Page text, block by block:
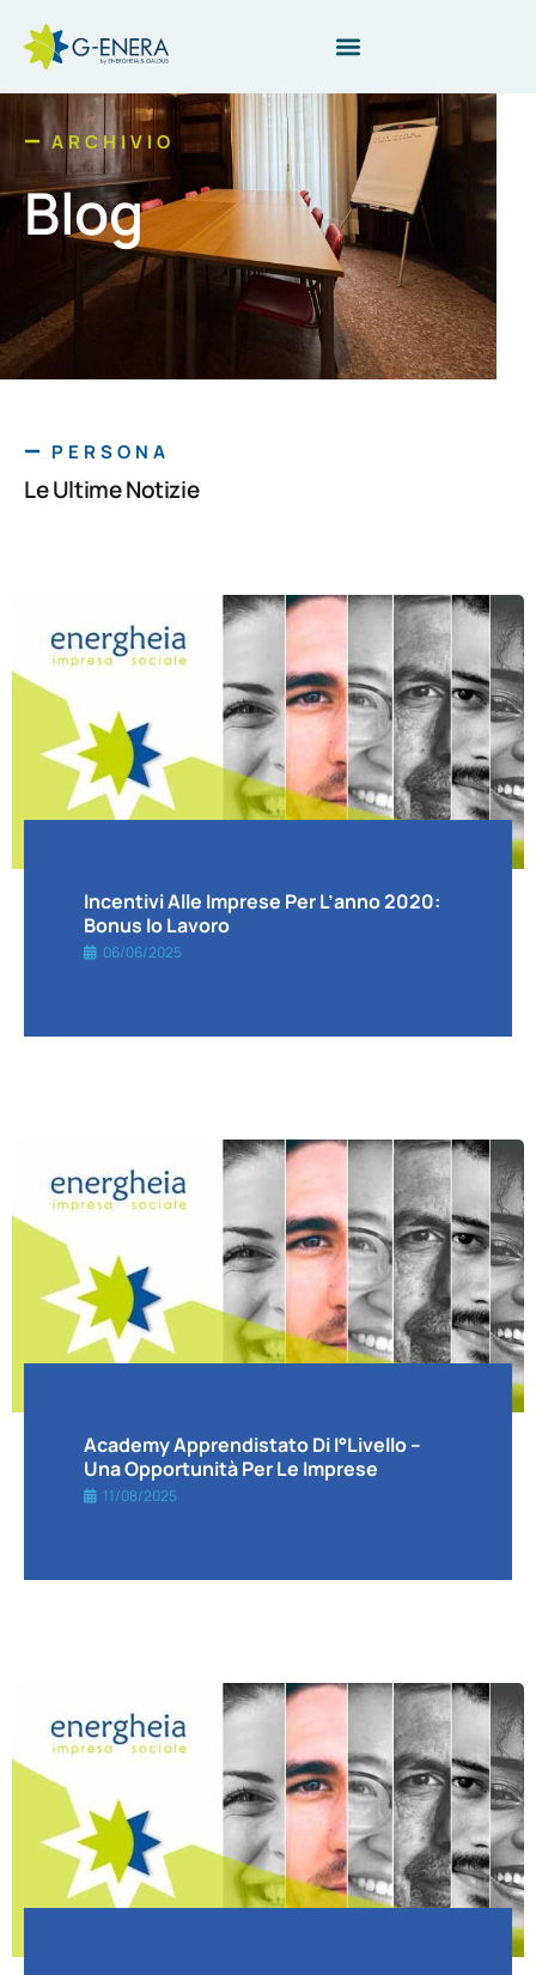
ARCHIVIO
Blog
PERSONA
Le Ultime Notizie
Incentivi Alle Imprese Per L’anno 2020:
Bonus Io Lavoro
06/06/2025
Academy Apprendistato Di I°livello –
Una Opportunità Per Le Imprese
11/08/2025